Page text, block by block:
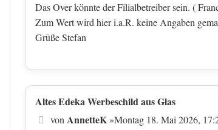
Das Over könnte der Filialbetreiber sein. (
Zum Wert wird hier i.a.R. keine Angaben
Grüße Stefan
Altes Edeka Werbeschild aus Glas
Beitrag
von AnnetteK»Montag 18. Mai 2026,